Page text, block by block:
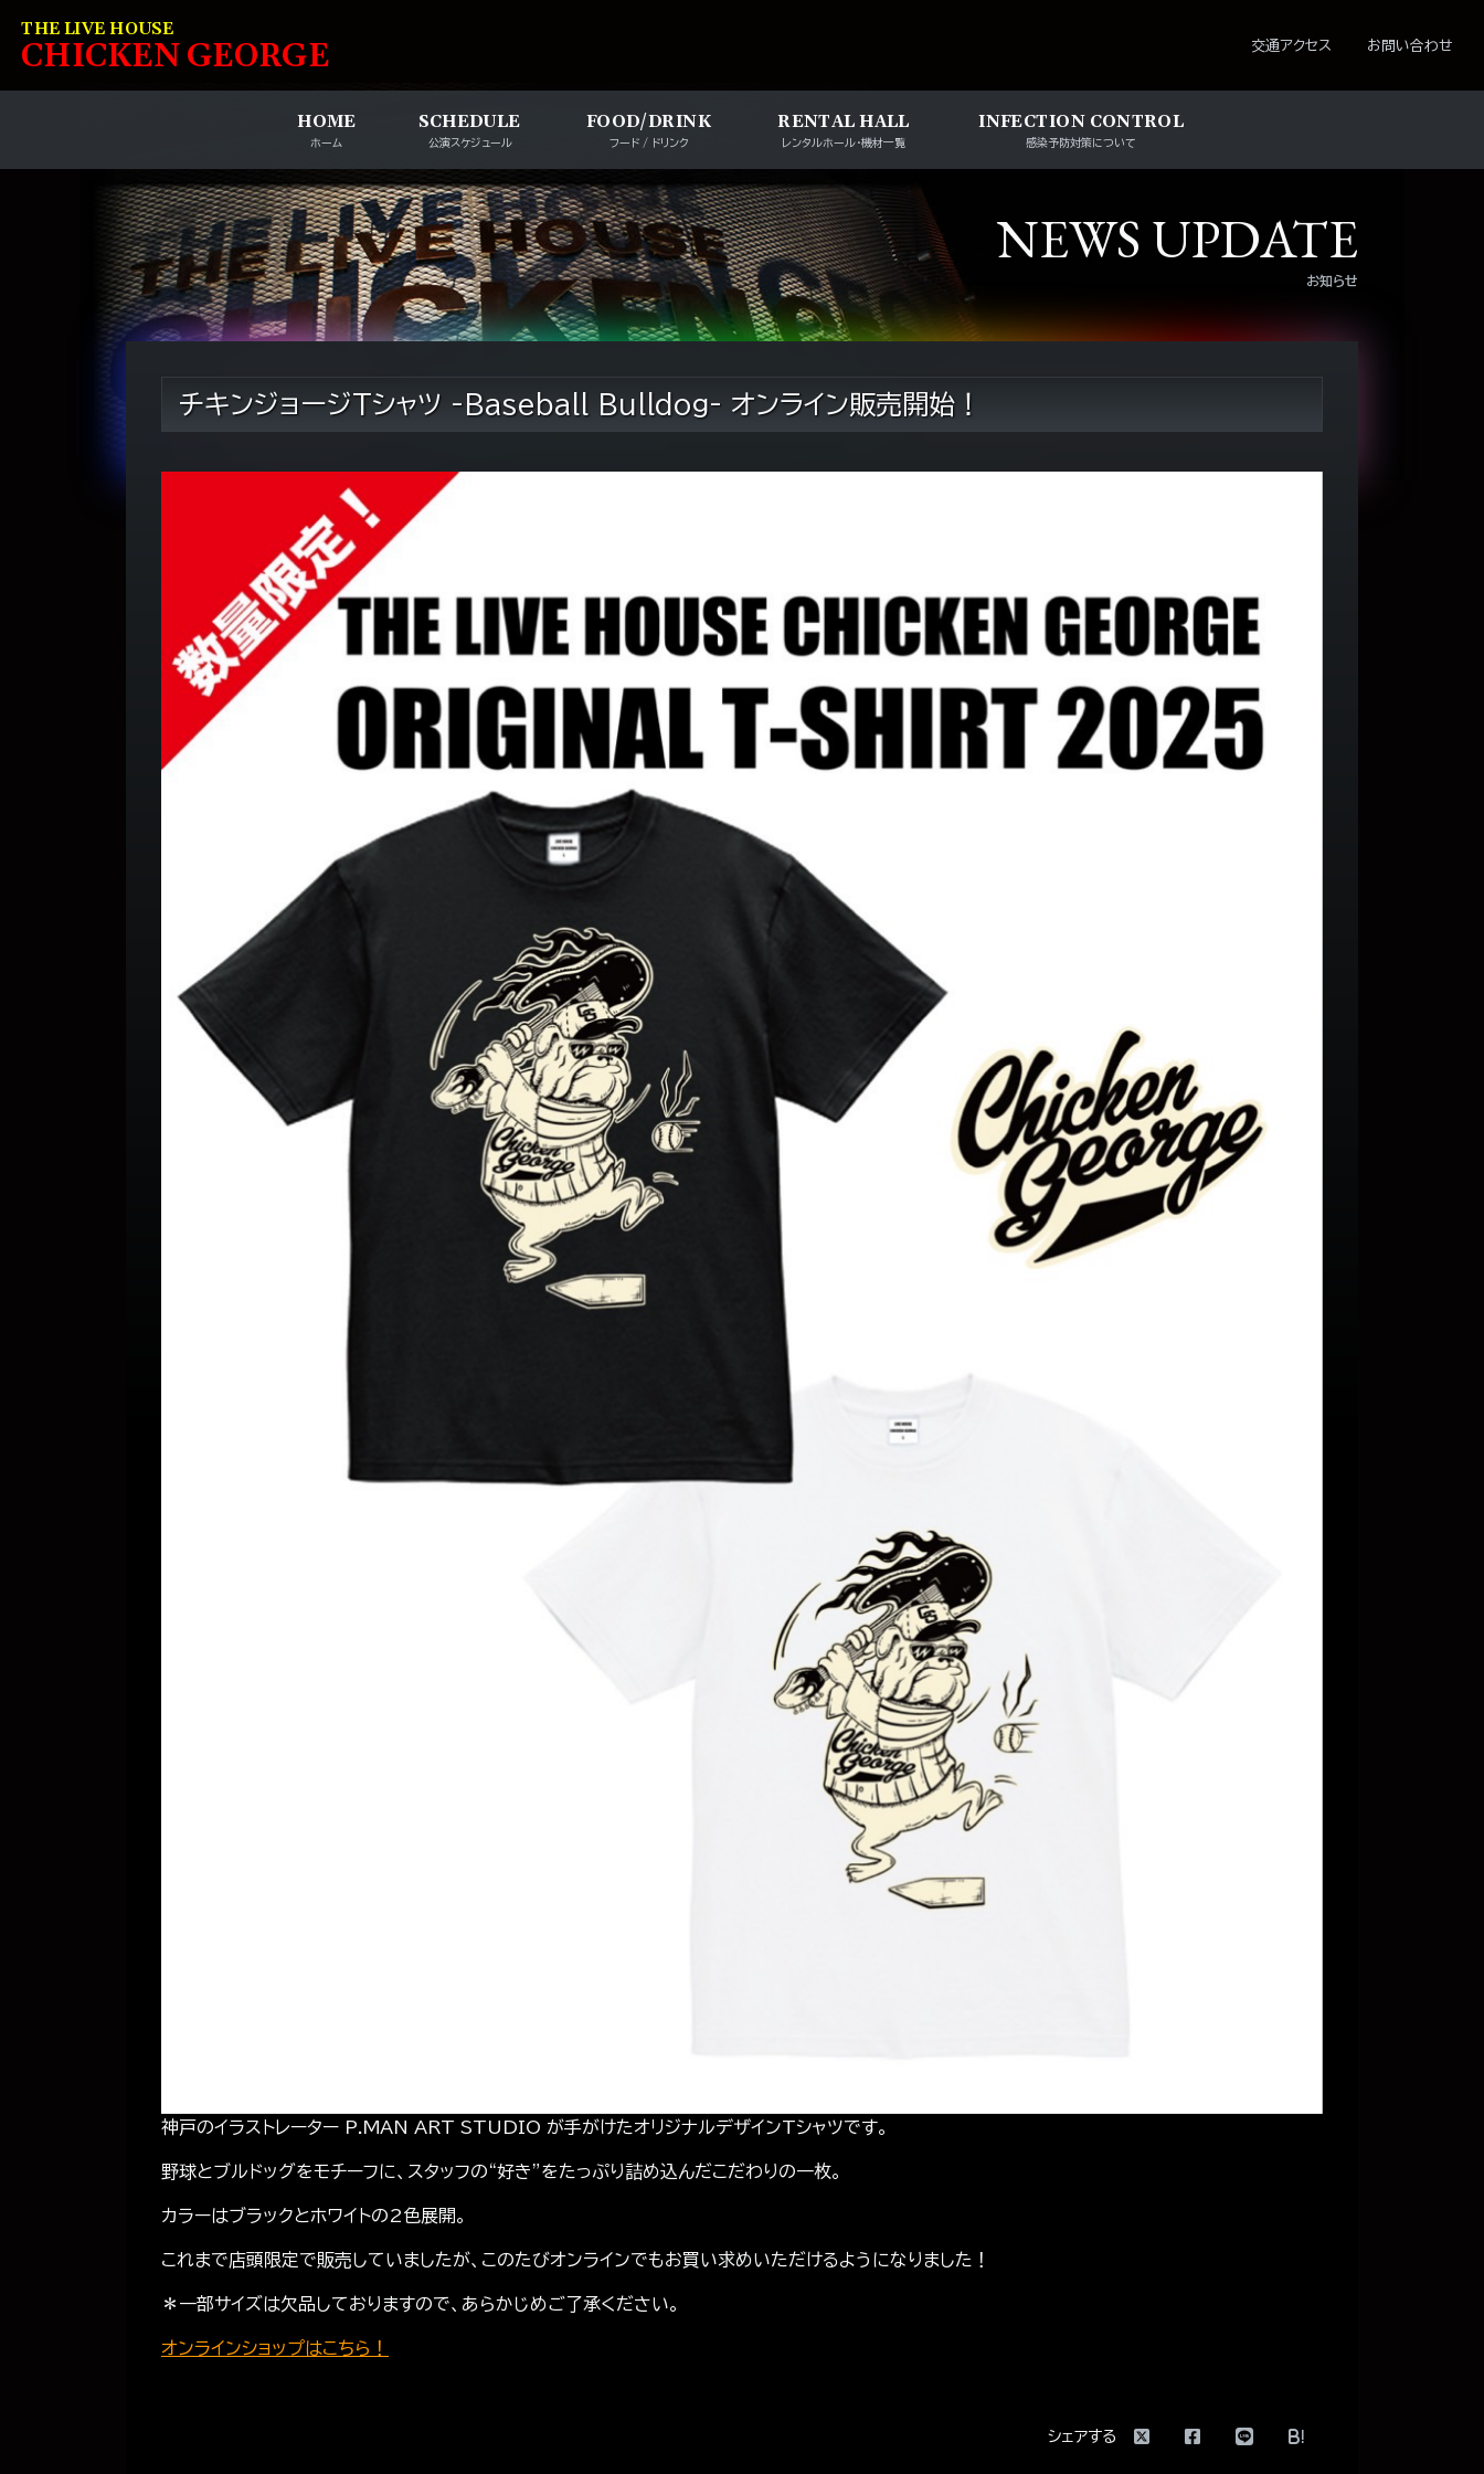
THE LIVE HOUSE
CHICKENGEORGE 交通アクセス お問い合わせ
HOME
ホーム
SCHEDULE
公演スケジュール
FOOD/DRINK
フード / ドリンク
RENTAL HALL
レンタルホール・機材一覧
INFECTION CONTROL
感染予防対策について
お知らせ
NEWS UPDATE
チキンジョージTシャツ -Baseball Bulldog- オンライン販売開始！
神戸のイラストレーター P.MAN ART STUDIO が手がけたオリジナルデザインTシャツです。
野球とブルドッグをモチーフに、スタッフの“好き”をたっぷり詰め込んだこだわりの一枚。
カラーはブラックとホワイトの2色展開。
これまで店頭限定で販売していましたが、このたびオンラインでもお買い求めいただけるようになりました！
＊一部サイズは欠品しておりますので、あらかじめご了承ください。
オンラインショップはこちら！
シェアする !